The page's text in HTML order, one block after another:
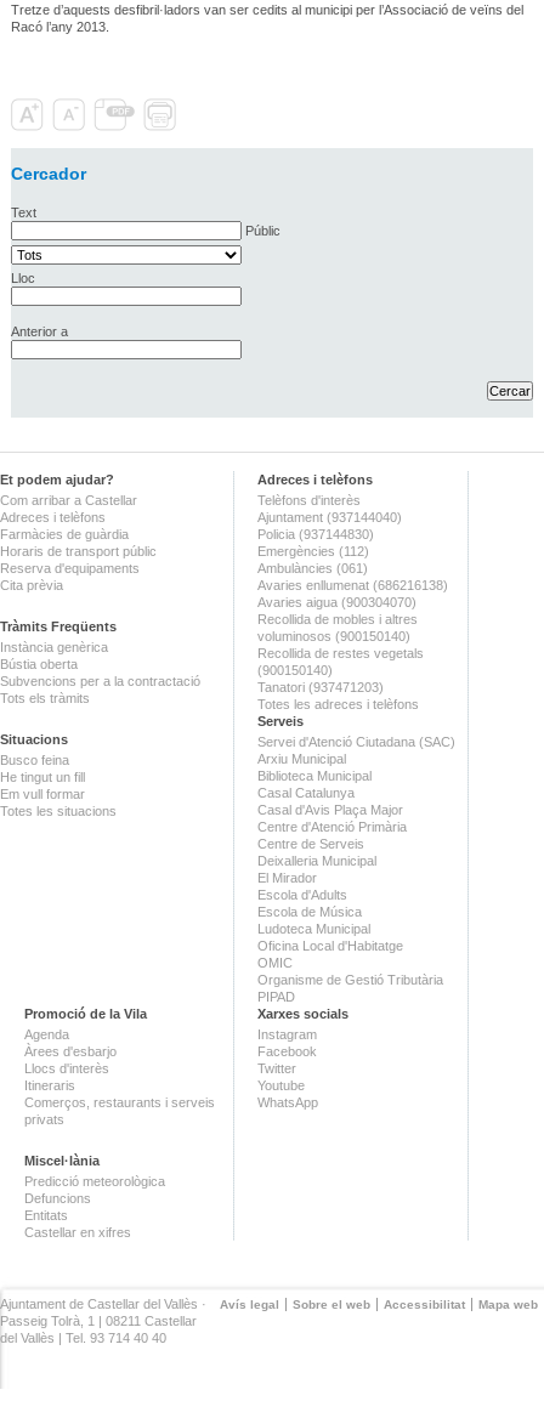
Tretze d’aquests desfibril·ladors van ser cedits al municipi per l’Associació de veïns del
Racó l’any 2013.
Cercador
Text
Públic
Lloc
Anterior a
Et podem ajudar?
Com arribar a Castellar
Adreces i telèfons
Farmàcies de guàrdia
Horaris de transport públic
Reserva d'equipaments
Cita prèvia
Tràmits Freqüents
Instància genèrica
Bústia oberta
Subvencions per a la contractació
Tots els tràmits
Situacions
Busco feina
He tingut un fill
Em vull formar
Totes les situacions
Adreces i telèfons
Telèfons d'interès
Ajuntament (937144040)
Policia (937144830)
Emergències (112)
Ambulàncies (061)
Avaries enllumenat (686216138)
Avaries aigua (900304070)
Recollida de mobles i altres
voluminosos (900150140)
Recollida de restes vegetals
(900150140)
Tanatori (937471203)
Totes les adreces i telèfons
Serveis
Servei d'Atenció Ciutadana (SAC)
Arxiu Municipal
Biblioteca Municipal
Casal Catalunya
Casal d'Avis Plaça Major
Centre d'Atenció Primària
Centre de Serveis
Deixalleria Municipal
El Mirador
Escola d'Adults
Escola de Música
Ludoteca Municipal
Oficina Local d'Habitatge
OMIC
Organisme de Gestió Tributària
PIPAD
Promoció de la Vila
Agenda
Àrees d'esbarjo
Llocs d'interès
Itineraris
Comerços, restaurants i serveis
privats
Miscel·lània
Predicció meteorològica
Defuncions
Entitats
Castellar en xifres
Xarxes socials
Instagram
Facebook
Twitter
Youtube
WhatsApp
Avís legal Sobre el web Accessibilitat Mapa web
Ajuntament de Castellar del Vallès ·
Passeig Tolrà, 1 | 08211 Castellar
del Vallès | Tel. 93 714 40 40